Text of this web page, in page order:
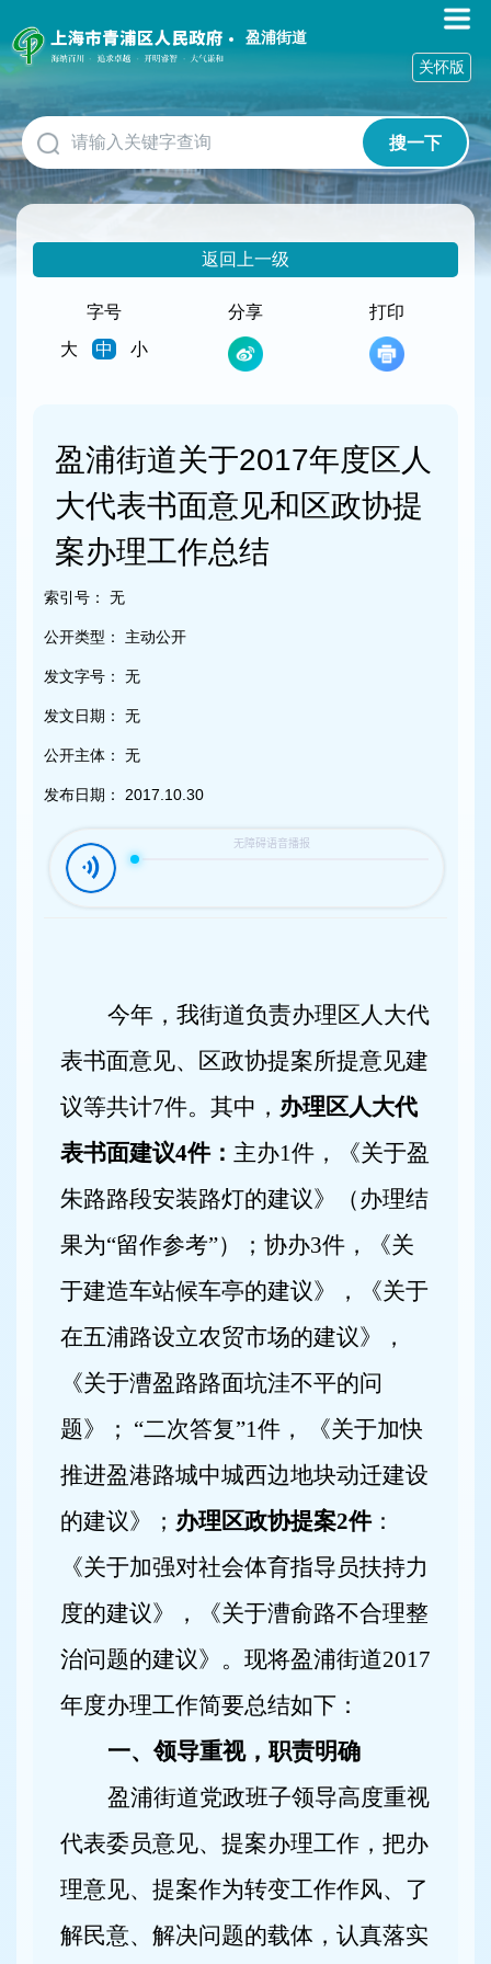
障
碍
作
说
明
跳
到
网
盈浦街道
搜一下
关怀版
返回上一级
字号
大
中 小
分享 打印
盈浦街道关于2017年度区人
大代表书面意见和区政协提
案办理工作总结
索引号： 无
公开类型： 主动公开
发文字号： 无
发文日期： 无
公开主体： 无
发布日期： 2017.10.30
今年，我街道负责办理区人大代
表书面意见、区政协提案所提意见建
议等共计7件。其中， 办理区人大代
表书面建议4件： 主办1件，《关于盈
朱路路段安装路灯的建议》（办理结
果为“留作参考”）；协办3件，《关
于建造车站候车亭的建议》，《关于
在五浦路设立农贸市场的建议》，
《关于漕盈路路面坑洼不平的问
题》； “二次答复”1件，
《关于加快
推进盈港路城中城西边地块动迁建设
的建议》； 办理区政协提案2件：
《关于加强对社会体育指导员扶持力
度的建议》，《关于漕俞路不合理整
治问题的建议》。现将盈浦街道2017
年度办理工作简要总结如下：
一、领导重视，职责明确
盈浦街道党政班子领导高度重视
代表委员意见、提案办理工作，把办
理意见、提案作为转变工作作风、了
解民意、解决问题的载体，认真落实